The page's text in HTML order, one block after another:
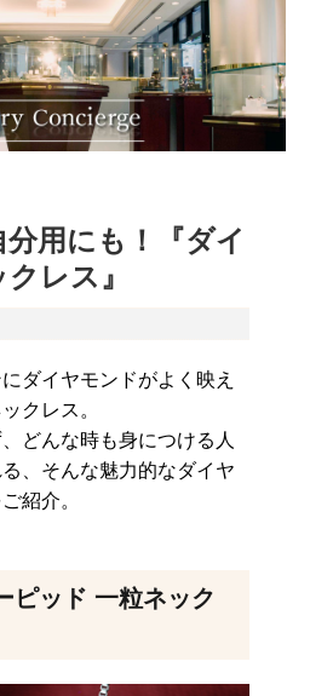
用にも！『ダイ
レス』
ダイヤモンドがよく映え
クレス。
どんな時も身につける人
、そんな魅力的なダイヤ
紹介。
ピッド 一粒ネック